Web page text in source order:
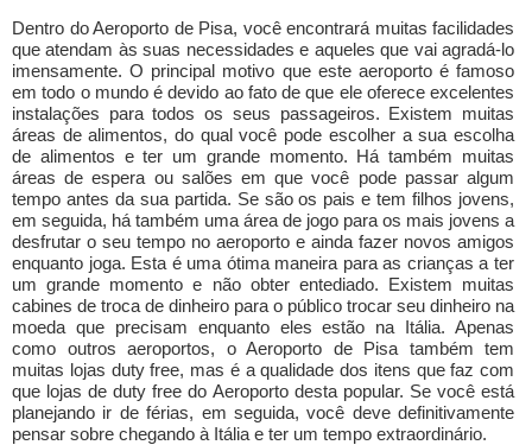
Dentro do Aeroporto de Pisa, você encontrará muitas facilidades
que atendam às suas necessidades e aqueles que vai agradá-lo
imensamente. O principal motivo que este aeroporto é famoso
em todo o mundo é devido ao fato de que ele oferece excelentes
instalações para todos os seus passageiros. Existem muitas
áreas de alimentos, do qual você pode escolher a sua escolha
de alimentos e ter um grande momento. Há também muitas
áreas de espera ou salões em que você pode passar algum
tempo antes da sua partida. Se são os pais e tem filhos jovens,
em seguida, há também uma área de jogo para os mais jovens a
desfrutar o seu tempo no aeroporto e ainda fazer novos amigos
enquanto joga. Esta é uma ótima maneira para as crianças a ter
um grande momento e não obter entediado. Existem muitas
cabines de troca de dinheiro para o público trocar seu dinheiro na
moeda que precisam enquanto eles estão na Itália. Apenas
como outros aeroportos, o Aeroporto de Pisa também tem
muitas lojas duty free, mas é a qualidade dos itens que faz com
que lojas de duty free do Aeroporto desta popular. Se você está
planejando ir de férias, em seguida, você deve definitivamente
pensar sobre chegando à Itália e ter um tempo extraordinário.